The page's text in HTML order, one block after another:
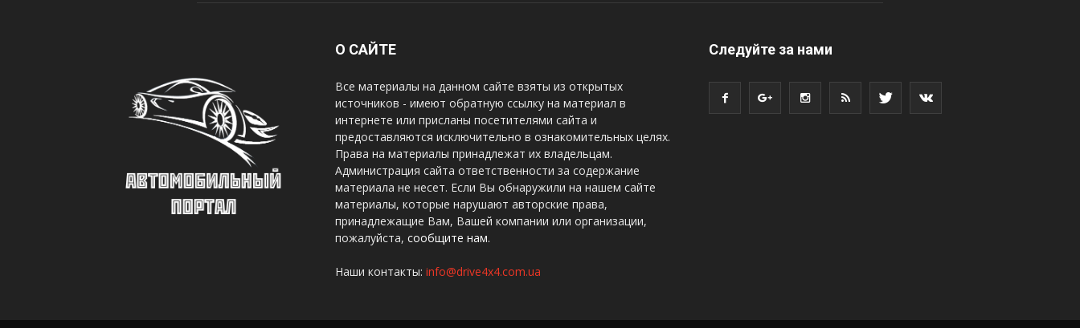
О САЙТЕ
Все материалы на данном сайте взяты из открытых
источников - имеют обратную ссылку на материал в
интернете или присланы посетителями сайта и
предоставляются исключительно в ознакомительных целях.
Права на материалы принадлежат их владельцам.
Администрация сайта ответственности за содержание
материала не несет. Если Вы обнаружили на нашем сайте
материалы, которые нарушают авторские права,
принадлежащие Вам, Вашей компании или организации,
пожалуйста, сообщите нам.
Наши контакты: info@drive4x4.com.ua
Следуйте за нами